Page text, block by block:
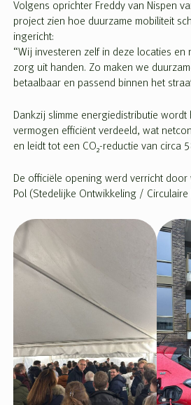
Volgens oprichter Freddy van Nispen
project zien hoe duurzame mobiliteit
ingericht:
“Wij investeren zelf in deze locaties en
zorg uit handen. Zo maken we
betaalbaar en passend binnen het
Dankzij slimme energiedistributie wordt
vermogen efficiënt verdeeld, wat
en leidt tot een CO₂-reductie van circa
De officiële opening werd verricht
Pol (Stedelijke Ontwikkeling / Circulaire